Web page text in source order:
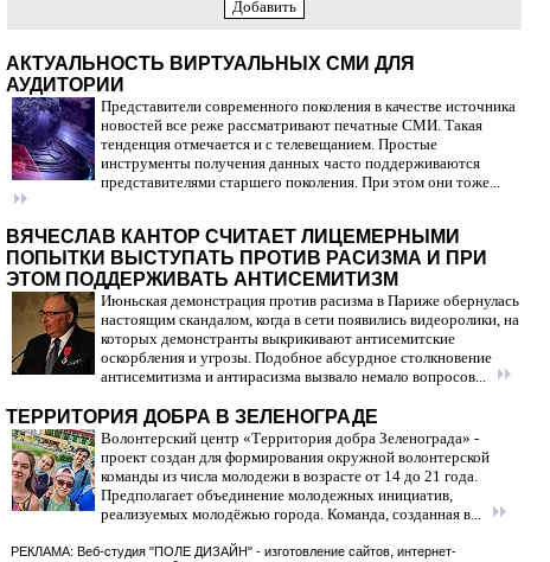
АКТУАЛЬНОСТЬ ВИРТУАЛЬНЫХ СМИ ДЛЯ
АУДИТОРИИ
Представители современного поколения в качестве источника
новостей все реже рассматривают печатные СМИ. Такая
тенденция отмечается и с телевещанием. Простые
инструменты получения данных часто поддерживаются
представителями старшего поколения. При этом они тоже...
ВЯЧЕСЛАВ КАНТОР СЧИТАЕТ ЛИЦЕМЕРНЫМИ
ПОПЫТКИ ВЫСТУПАТЬ ПРОТИВ РАСИЗМА И ПРИ
ЭТОМ ПОДДЕРЖИВАТЬ АНТИСЕМИТИЗМ
Июньская демонстрация против расизма в Париже обернулась
настоящим скандалом, когда в сети появились видеоролики, на
которых демонстранты выкрикивают антисемитские
оскорбления и угрозы. Подобное абсурдное столкновение
антисемитизма и антирасизма вызвало немало вопросов...
ТЕРРИТОРИЯ ДОБРА В ЗЕЛЕНОГРАДЕ
Волонтерский центр «Территория добра Зеленограда» -
проект создан для формирования окружной волонтерской
команды из числа молодежи в возрасте от 14 до 21 года.
Предполагает объединение молодежных инициатив,
реализуемых молодёжью города. Команда, созданная в...
РЕКЛАМА: Веб-студия "ПОЛЕ ДИЗАЙН" - изготовление сайтов, интернет-